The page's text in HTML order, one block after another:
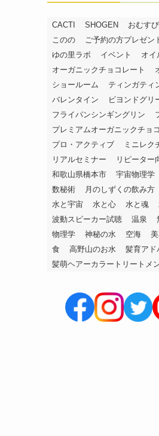
CACTI SHOGEN おむすび
このの
ご予約の方プレゼン
ゆの里ラボ
イベント
オイ
オーガニックチョコレート
ショールーム
ティンガティ
バレンタイン
ビヨンドグリ
フライパンシンギングリン
プレミアムオーガニックチョコ
プロ・アクティブ
ミニレク
リアルセミナー
リピーター
和歌山県橋本市
宇宙物理学
数秘術
月のしずくの飲み方
水と宇宙
水と心 水と魂
波動スピーカー試聴
温泉
物理学
神秘の水 空海
食
高野山のお水
髪育アド
髪萌ヘアーカラートリートメ